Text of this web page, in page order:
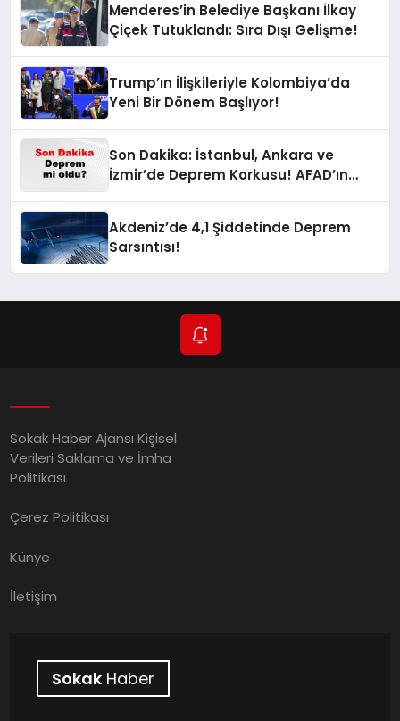
Menderes’in Belediye Başkanı İlkay
Çiçek Tutuklandı: Sıra Dışı Gelişme!
Trump’ın İlişkileriyle Kolombiya’da
Yeni Bir Dönem Başlıyor!
Son Dakika: İstanbul, Ankara ve
İzmir’de Deprem Korkusu! AFAD’ın
Akdeniz’de 4,1 Şiddetinde Deprem
Sarsıntısı!
Sokak Haber Ajansı Kişisel
Verileri Saklama ve İmha
Politikası
Çerez Politikası
Künye
İletişim
Sokak Haber